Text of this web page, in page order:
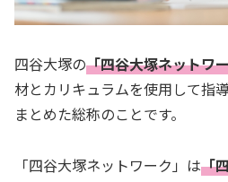
四谷大塚の「四谷大塚ネットワ
材とカリキュラムを使用して指
まとめた総称のことです。
「四谷大塚ネットワーク」は「